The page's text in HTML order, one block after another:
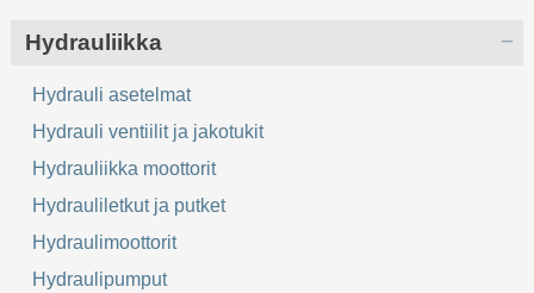
Hydrauliikka
Hydrauli asetelmat
Hydrauli ventiilit ja jakotukit
Hydrauliikka moottorit
Hydrauliletkut ja putket
Hydraulimoottorit
Hydraulipumput